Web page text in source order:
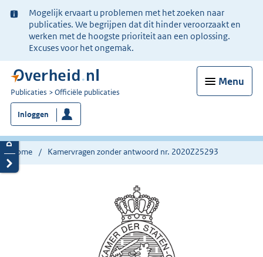
Ter
informatie:
Mogelijk ervaart u problemen met het zoeken naar
publicaties. We begrijpen dat dit hinder veroorzaakt en
werken met de hoogste prioriteit aan een oplossing.
Excuses voor het ongemak.
Menu
U
bent
nu
hier:
Publicaties Officiële publicaties
Inloggen
Home Kamervragen zonder antwoord nr. 2020Z25293